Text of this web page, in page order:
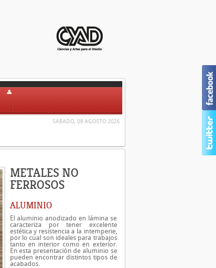
SÁBADO, 08 AGOSTO 2026
METALES NO
FERROSOS
ALUMINIO
El aluminio anodizado en lámina se
caracteriza por tener excelente
estética y resistencia a la intemperie,
por lo cual son ideales para trabajos
tanto en interior como en exterior.
En esta presentación de aluminio se
pueden encontrar distintos tipos de
acabados.